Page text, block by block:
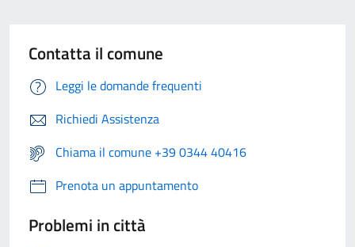
Contatta il comune
Leggi le domande frequenti
Richiedi Assistenza
Chiama il comune +39 0344 40416
Prenota un appuntamento
Problemi in città